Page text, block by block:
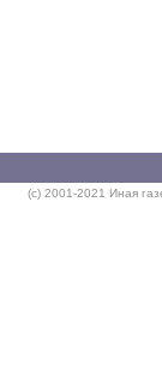
(c) 2001-2021 Иная